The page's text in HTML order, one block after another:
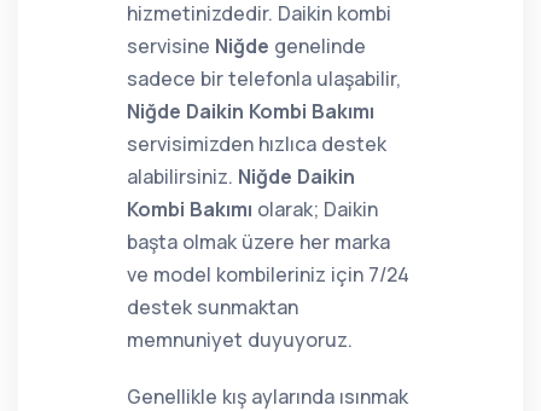
hizmetinizdedir. Daikin kombi
servisine Niğde genelinde
sadece bir telefonla ulaşabilir,
Niğde Daikin Kombi Bakımı
servisimizden hızlıca destek
alabilirsiniz. Niğde Daikin
Kombi Bakımı olarak; Daikin
başta olmak üzere her marka
ve model kombileriniz için 7/24
destek sunmaktan
memnuniyet duyuyoruz.
Genellikle kış aylarında ısınmak